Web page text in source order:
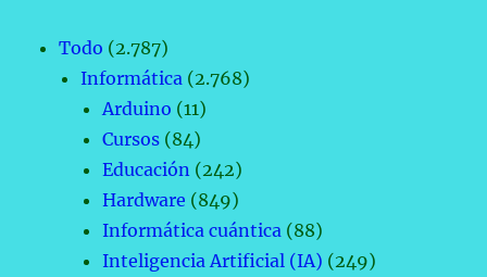
Todo (2.787)
Informática (2.768)
Arduino (11)
Cursos (84)
Educación (242)
Hardware (849)
Informática cuántica (88)
Inteligencia Artificial (IA) (249)